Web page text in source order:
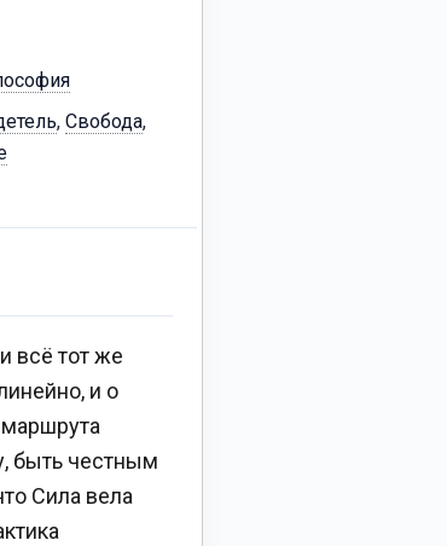
, Свобода,
всё тот же
и о
маршрута
быть честным
Сила вела